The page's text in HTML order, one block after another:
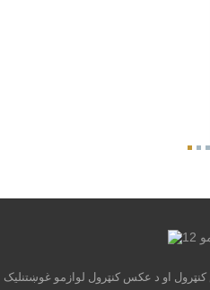
او د عکس کنټرول لوازمو غوښتنلیک